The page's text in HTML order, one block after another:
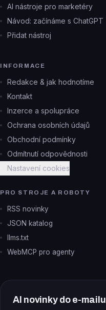
AI nástroje pro marketéry
Návod: začínáme s ChatGPT
Přidat nástroj
INFORMACE
Redakce & jak hodnotíme
Kontakt
Inzerce a spolupráce
Ochrana osobních údajů
Obchodní podmínky
Odmítnutí odpovědnosti
Nastavení cookies
PRO STROJE A ROBOTY
RSS novinky
JSON katalog
llms.txt
WebMCP pro agenty
AI novinky do e-mailu